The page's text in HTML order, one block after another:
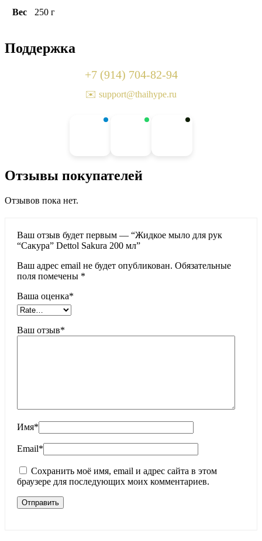
Вес 250 г
Поддержка
+7 (914) 704-82-94
✉️ support@thaihype.ru
Отзывы покупателей
Отзывов пока нет.
Ваш отзыв будет первым — “Жидкое мыло для рук
“Сакура” Dettol Sakura 200 мл”
Ваш адрес email не будет опубликован. Обязательные
поля помечены *
Ваша оценка*
Ваш отзыв*
Имя*
Email*
Сохранить моё имя, email и адрес сайта в этом
браузере для последующих моих комментариев.